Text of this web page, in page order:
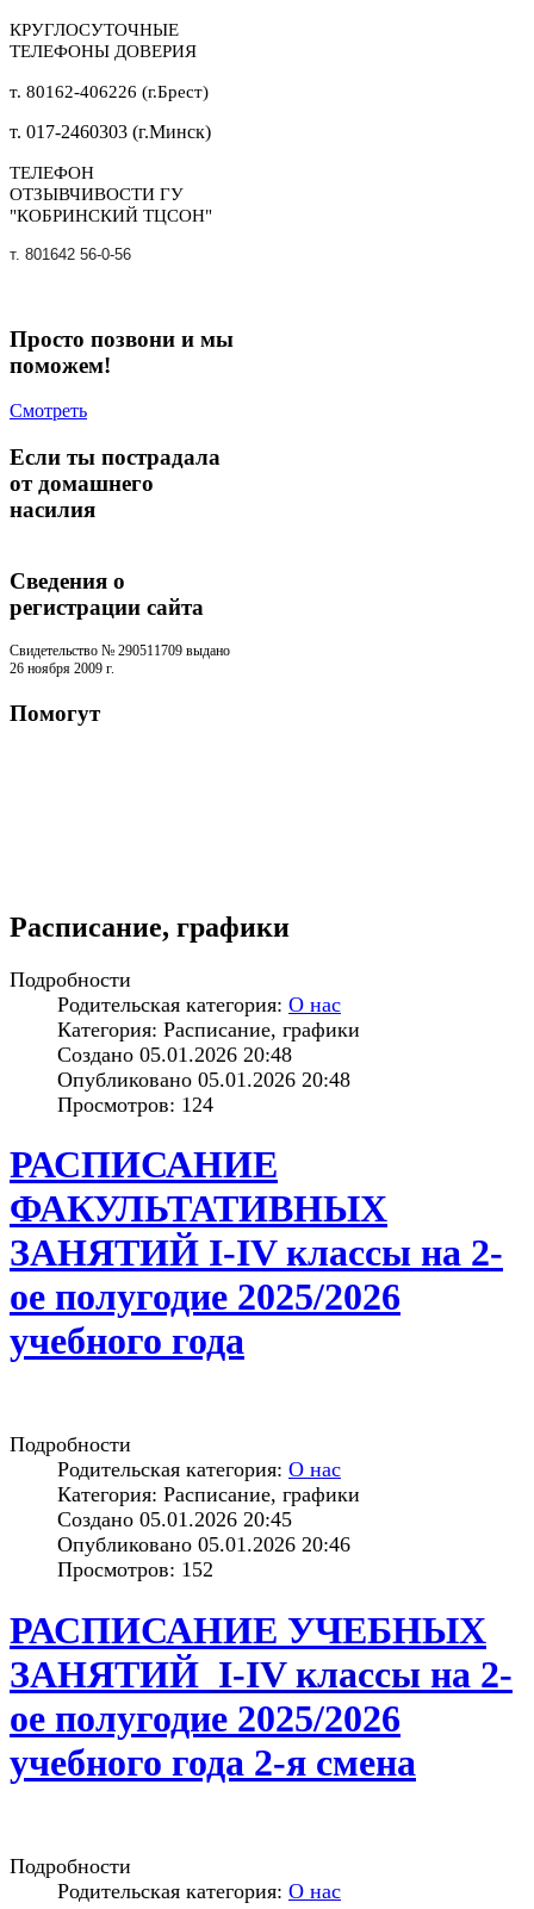
КРУГЛОСУТОЧНЫЕ
ТЕЛЕФОНЫ ДОВЕРИЯ
т. 80162-406226 (г.Брест)
т. 017-2460303 (г.Минск)
ТЕЛЕФОН
ОТЗЫВЧИВОСТИ ГУ
"КОБРИНСКИЙ ТЦСОН"
т. 801642 56-0-56
Просто позвони и мы
поможем!
Смотреть
Если ты пострадала
от домашнего
насилия
Сведения о
регистрации cайта
Свидетельство № 290511709 выдано
26 ноября 2009 г.
Помогут
Расписание, графики
Подробности
Родительская категория: О нас
Категория: Расписание, графики
Создано 05.01.2026 20:48
Опубликовано 05.01.2026 20:48
Просмотров: 124
РАСПИСАНИЕ
ФАКУЛЬТАТИВНЫХ
ЗАНЯТИЙ I-IV классы на 2-
ое полугодие 2025/2026
учебного года
Подробности
Родительская категория: О нас
Категория: Расписание, графики
Создано 05.01.2026 20:45
Опубликовано 05.01.2026 20:46
Просмотров: 152
РАСПИСАНИЕ УЧЕБНЫХ
ЗАНЯТИЙ I-IV классы на 2-
ое полугодие 2025/2026
учебного года 2-я смена
Подробности
Родительская категория: О нас